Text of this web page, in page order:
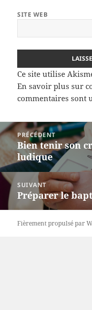
SITE WEB
Ce site utilise
En savoir plus sur
commentaires sont
Navigation
de
l’article
PRÉCÉDENT
Article
précédent :
Bien tenir son
ludique
SUIVANT
Article
suivant :
Préparer le
Fièrement propulsé par